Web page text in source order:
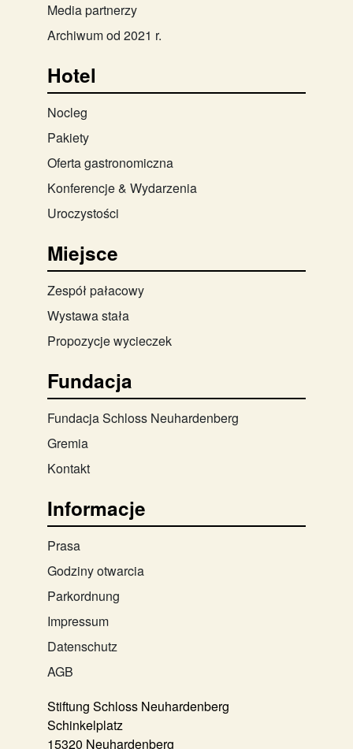
Media partnerzy
Archiwum od 2021 r.
Hotel
Nocleg
Pakiety
Oferta gastronomiczna
Konferencje & Wydarzenia
Uroczystości
Miejsce
Zespół pałacowy
Wystawa stała
Propozycje wycieczek
Fundacja
Fundacja Schloss Neuhardenberg
Gremia
Kontakt
Informacje
Prasa
Godziny otwarcia
Parkordnung
Impressum
Datenschutz
AGB
Stiftung Schloss Neuhardenberg
Schinkelplatz
15320 Neuhardenberg